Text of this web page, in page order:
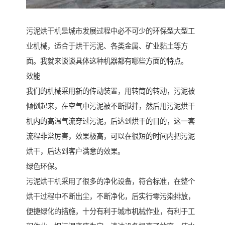
污泥烘干机是城市发展过程中必不可少的环保型大型工
业机械，适合于烘干污泥、各类金属、矿业黏土等方
面。我就来谈谈具体这种机器都有哪些方面的特点。
效能
我们的机械采用新的传动装置，用转筒的转动，污泥被
倾倒起来，在空气中污泥被不断搅拌，然后用污泥烘干
机内的高温气流穿过污泥，后达到烘干的目的，这一套
流程非常厉害，效果极高，可以在很短的时间内把污泥
烘干，后达到客户满意的效果。
绿色环保。
污泥烘干机采用了很多的净化设备，符合标准，在整个
烘干过程中不断出尘，不断净化，后实行零污染排放，
便捷绿化的措施，十分有利于城市机械作业，有利于工